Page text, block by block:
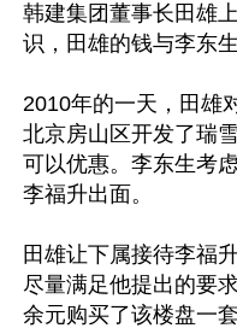
韩建集团董事长田雄
识，田雄的钱与李东
2010年的一天，田雄
北京房山区开发了瑞
可以优惠。李东生考
李福升出面。
田雄让下属接待李福
尽量满足他提出的要
余元购买了该楼盘一